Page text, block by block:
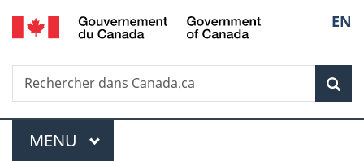
Passer
au
des
Passer
au
principal
Passer
à
Au
du
Passer
à
version
simplifiée
de
la
EN
Recherche
Rechercher
dans
Menu
MENU PRINCIPAL